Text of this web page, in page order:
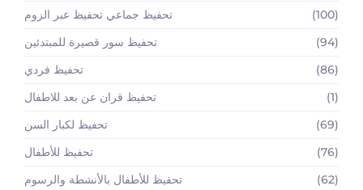
تحفيظ جماعي تحفيظ عبر الزوم
(100)
تحفيظ سور قصيرة للمبتدئين
(94)
تحفيظ فردي
(86)
تحفيظ قران عن بعد للاطفال
(1)
تحفيظ لكبار السن
(69)
تحفيظ للأطفال
(76)
تحفيظ للأطفال بالأنشطة والرسوم
(62)